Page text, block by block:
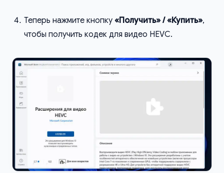
Теперь нажмите кнопку «Получить» / «Купить»,
чтобы получить кодек для видео HEVC.